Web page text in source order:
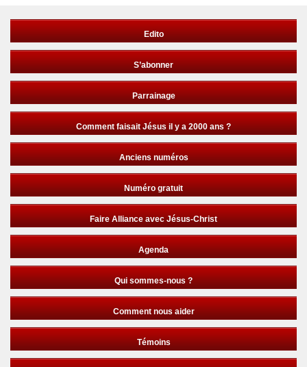
Edito
S’abonner
Parrainage
Comment faisait Jésus il y a 2000 ans ?
Anciens numéros
Numéro gratuit
Faire Alliance avec Jésus-Christ
Agenda
Qui sommes-nous ?
Comment nous aider
Témoins